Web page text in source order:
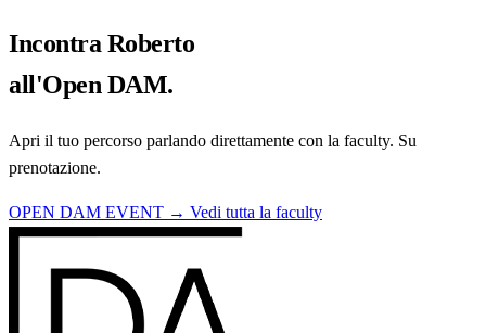
Incontra Roberto
all'Open DAM.
Apri il tuo percorso parlando direttamente con la faculty. Su
prenotazione.
OPEN DAM EVENT → Vedi tutta la faculty